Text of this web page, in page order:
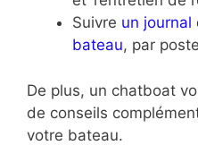
Suivre un journal
bateau, par
De plus, un chatboat
de conseils
votre bateau.